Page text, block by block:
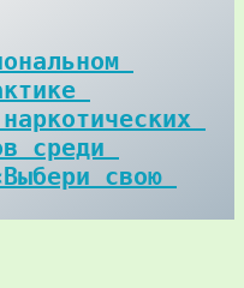
среди
свою